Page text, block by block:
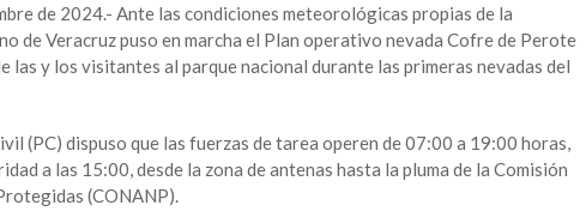
de 2024.- Ante las condiciones meteorológicas propias de la
de Veracruz puso en marcha el Plan operativo nevada Cofre de Perote
las y los visitantes al parque nacional durante las primeras nevadas del
(PC) dispuso que las fuerzas de tarea operen de 07:00 a 19:00 horas,
a las 15:00, desde la zona de antenas hasta la pluma de la Comisión
(CONANP).